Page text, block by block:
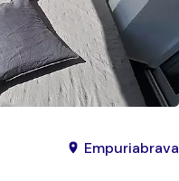
Empuriabrava